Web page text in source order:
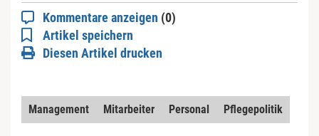
Kommentare anzeigen (0)
Artikel speichern
Diesen Artikel drucken
Management Mitarbeiter Personal Pflegepolitik